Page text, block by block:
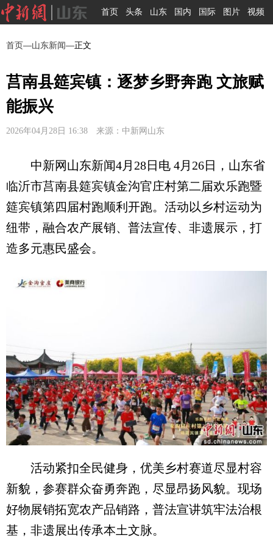
首页 头条 山东 国内 国际 图片 视频
首页—山东新闻—正文
莒南县筵宾镇：逐梦乡野奔跑 文旅赋
能振兴
2026年04月28日 16:38 来源：中新网山东
中新网山东新闻4月28日电 4月26日，山东省
临沂市莒南县筵宾镇金沟官庄村第二届欢乐跑暨
筵宾镇第四届村跑顺利开跑。活动以乡村运动为
纽带，融合农产展销、普法宣传、非遗展示，打
造多元惠民盛会。
活动紧扣全民健身，优美乡村赛道尽显村容
新貌，参赛群众奋勇奔跑，尽显昂扬风貌。现场
好物展销拓宽农产品销路，普法宣讲筑牢法治根
基，非遗展出传承本土文脉。